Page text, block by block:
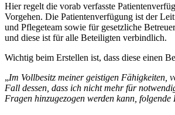
Hier regelt die vorab verfasste
Vorgehen. Die Patientenverfügung ist der
und Pflegeteam sowie für gesetzliche
und diese ist für alle Beteiligten verbindlich.
Wichtig beim Erstellen ist, dass diese einen
„Im Vollbesitz meiner geistigen Fähigkeiten,
Fall dessen, dass ich nicht mehr für
Fragen hinzugezogen werden kann, folgende